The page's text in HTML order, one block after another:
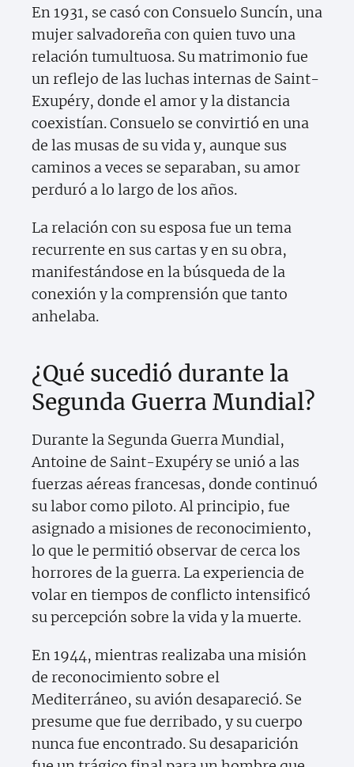
En 1931, se casó con Consuelo Suncín, una
mujer salvadoreña con quien tuvo una
relación tumultuosa. Su matrimonio fue
un reflejo de las luchas internas de Saint-
Exupéry, donde el amor y la distancia
coexistían. Consuelo se convirtió en una
de las musas de su vida y, aunque sus
caminos a veces se separaban, su amor
perduró a lo largo de los años.
La relación con su esposa fue un tema
recurrente en sus cartas y en su obra,
manifestándose en la búsqueda de la
conexión y la comprensión que tanto
anhelaba.
¿Qué sucedió durante la
Segunda Guerra Mundial?
Durante la Segunda Guerra Mundial,
Antoine de Saint-Exupéry se unió a las
fuerzas aéreas francesas, donde continuó
su labor como piloto. Al principio, fue
asignado a misiones de reconocimiento,
lo que le permitió observar de cerca los
horrores de la guerra. La experiencia de
volar en tiempos de conflicto intensificó
su percepción sobre la vida y la muerte.
En 1944, mientras realizaba una misión
de reconocimiento sobre el
Mediterráneo, su avión desapareció. Se
presume que fue derribado, y su cuerpo
nunca fue encontrado. Su desaparición